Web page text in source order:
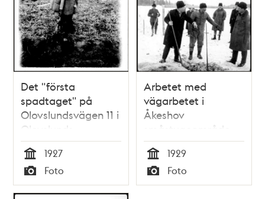
Det "första
spadtaget" på
Olovslundsvägen 11 i
Olovslunds
småstugeområde
Tid
1927
Typ
Foto
Arbetet med
vägarbetet i
Åkeshov
småstugeområde
inleds
Tid
1929
Typ
Foto